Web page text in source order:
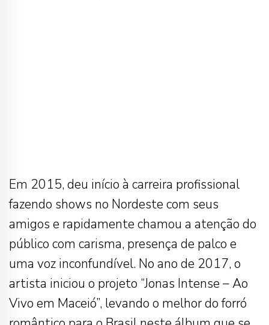
Em 2015, deu início à carreira profissional
fazendo shows no Nordeste com seus
amigos e rapidamente chamou a atenção do
público com carisma, presença de palco e
uma voz inconfundível. No ano de 2017, o
artista iniciou o projeto “Jonas Intense – Ao
Vivo em Maceió”, levando o melhor do forró